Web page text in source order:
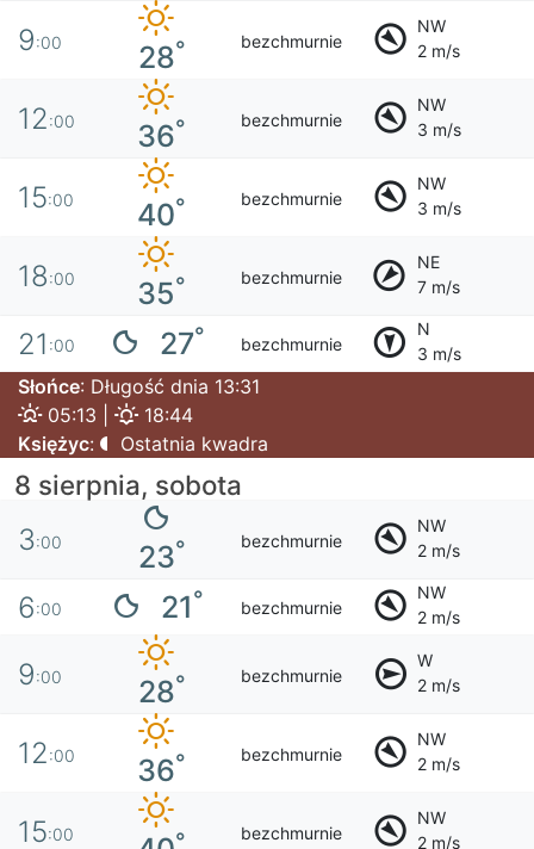
9:00 28° bezchmurnie
NW
2 m/s
12:00 36° bezchmurnie
NW
3 m/s
15:00 40° bezchmurnie
NW
3 m/s
18:00 35° bezchmurnie
NE
7 m/s
21 :00 27° bezchmurnie
N
3 m/s
Słońce: Długość dnia 13:31
05:13 |
18:44
Księżyc: Ostatnia kwadra
8 sierpnia, sobota
3:00 23° bezchmurnie
NW
2 m/s
6:00 21° bezchmurnie
NW
2 m/s
9:00 28° bezchmurnie
W
2 m/s
12:00 36° bezchmurnie
NW
2 m/s
15:00 ° bezchmurnie
NW
2 m/s